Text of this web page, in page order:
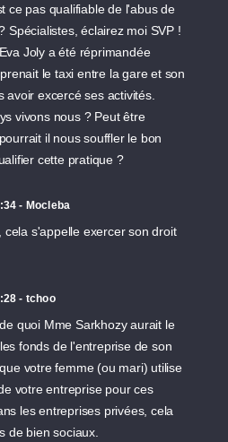
ce pas qualifiable de l'abus de
Spécialistes, éclairez moi SVP !
Joly a été réprimandée
le taxi entre la gare et son
avoir excercé ses activités.
vivons nous ? Peut être
il nous souffler le bon
cette pratique ?
- Mocleba
cela s'appelle exercer son droit
- tchoo
quoi Mme Sarkhozy aurait le
fonds de l'entreprise de son
votre femme (ou mari) utilise
votre entreprise pour ces
les entreprises privées, cela
de bien sociaux.